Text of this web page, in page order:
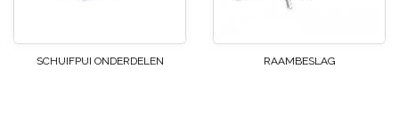
SCHUIFPUI ONDERDELEN RAAMBESLAG